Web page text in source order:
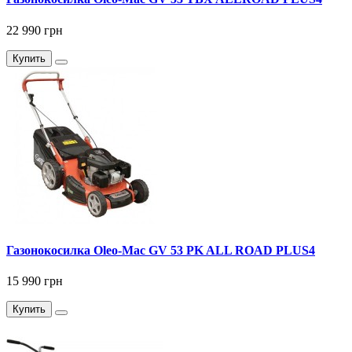
22 990 грн
Купить
Газонокосилка Оlео-Маc GV 53 PK ALL ROAD PLUS4
15 990 грн
Купить